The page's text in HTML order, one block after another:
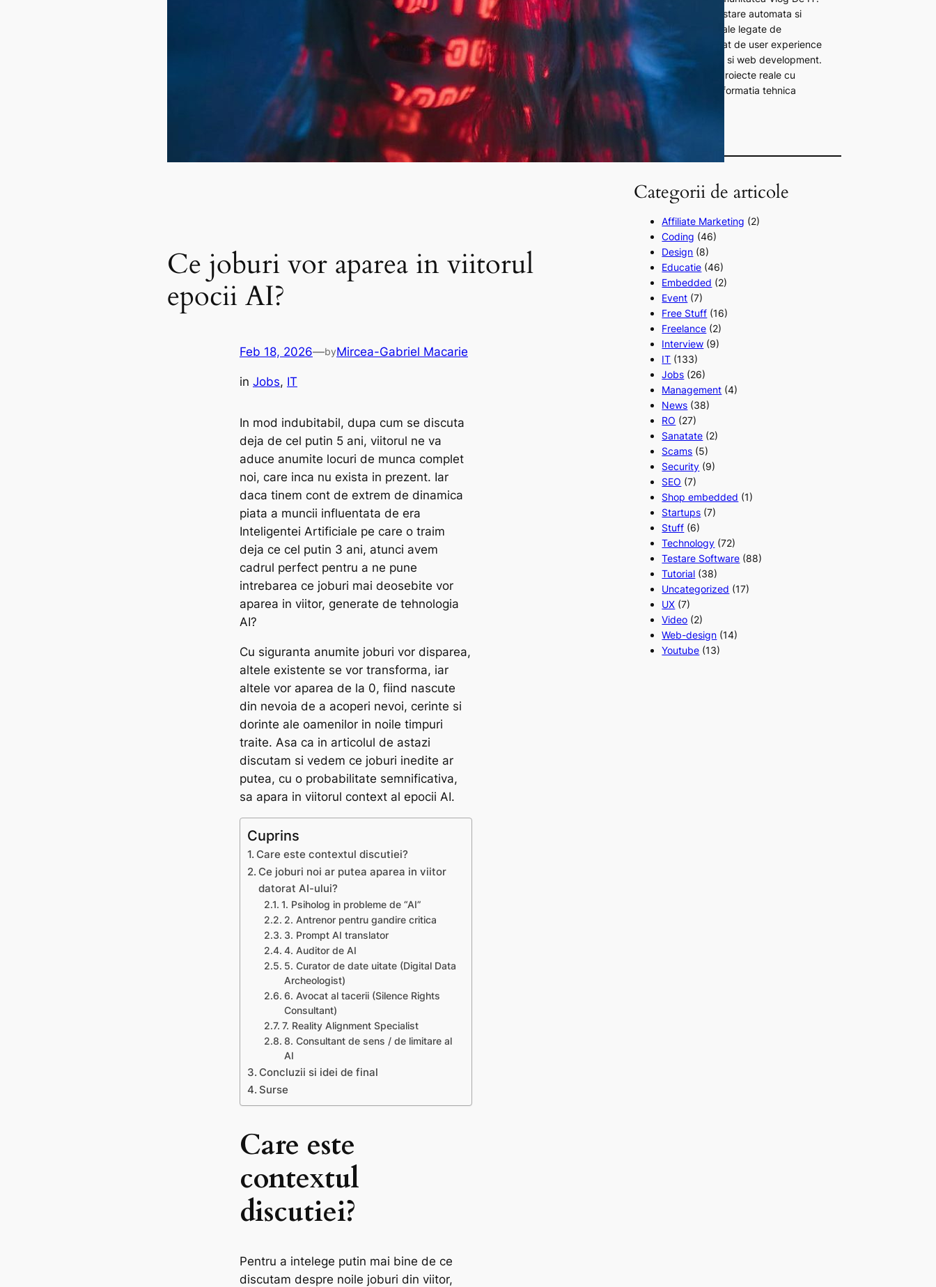
Ce joburi vor aparea in viitorul
epocii AI?
Feb 18, 2026—byMircea-Gabriel Macarie
in Jobs, IT
In mod indubitabil, dupa cum se discuta
deja de cel putin 5 ani, viitorul ne va
aduce anumite locuri de munca complet
noi, care inca nu exista in prezent. Iar
daca tinem cont de extrem de dinamica
piata a muncii influentata de era
Inteligentei Artificiale pe care o traim
deja ce cel putin 3 ani, atunci avem
cadrul perfect pentru a ne pune
intrebarea ce joburi mai deosebite vor
aparea in viitor, generate de tehnologia
AI?
Cu siguranta anumite joburi vor disparea,
altele existente se vor transforma, iar
altele vor aparea de la 0, fiind nascute
din nevoia de a acoperi nevoi, cerinte si
dorinte ale oamenilor in noile timpuri
traite. Asa ca in articolul de astazi
discutam si vedem ce joburi inedite ar
putea, cu o probabilitate semnificativa,
sa apara in viitorul context al epocii AI.
Cuprins
Care este contextul discutiei?
Ce joburi noi ar putea aparea in viitor
datorat AI-ului?
1. Psiholog in probleme de “AI”
2. Antrenor pentru gandire critica
3. Prompt AI translator
4. Auditor de AI
5. Curator de date uitate (Digital Data
Archeologist)
6. Avocat al tacerii (Silence Rights
Consultant)
7. Reality Alignment Specialist
8. Consultant de sens / de limitare al
AI
Concluzii si idei de final
Surse
Care este
contextul
discutiei?
Pentru a intelege putin mai bine de ce
discutam despre noile joburi din viitor,
Scriu despre QA, testare automata si
diverse teme generale legate de
domeniul IT. Pasionat de user experience
(UX), bash scripting si web development.
Imbin practica din proiecte reale cu
dorinta de a face informatia tehnica
accesibila si utila.
Categorii de articole
Affiliate Marketing (2)
Coding (46)
Design (8)
Educatie (46)
Embedded (2)
Event (7)
Free Stuff (16)
Freelance (2)
Interview (9)
IT (133)
Jobs (26)
Management (4)
News (38)
RO (27)
Sanatate (2)
Scams (5)
Security (9)
SEO (7)
Shop embedded (1)
Startups (7)
Stuff (6)
Technology (72)
Testare Software (88)
Tutorial (38)
Uncategorized (17)
UX (7)
Video (2)
Web-design (14)
Youtube (13)